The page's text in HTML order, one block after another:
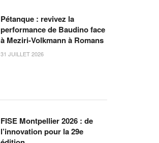
Pétanque : revivez la
performance de Baudino face
à Meziri-Volkmann à Romans
31 JUILLET 2026
FISE Montpellier 2026 : de
l’innovation pour la 29e